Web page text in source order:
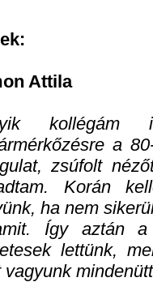
Attila
kollégám
a
zsúfolt
Korán
ha nem
Így aztán a
lettünk,